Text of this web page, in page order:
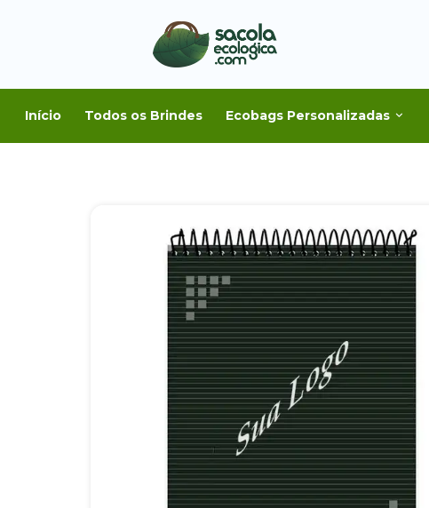
Início Todos os Brindes Ecobags Personalizadas